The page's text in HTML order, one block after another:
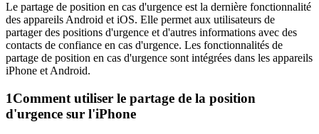
Le partage de position en cas d'urgence est la dernière fonctionnalité
des appareils Android et iOS. Elle permet aux utilisateurs de
partager des positions d'urgence et d'autres informations avec des
contacts de confiance en cas d'urgence. Les fonctionnalités de
partage de position en cas d'urgence sont intégrées dans les appareils
iPhone et Android.
1Comment utiliser le partage de la position
d'urgence sur l'iPhone